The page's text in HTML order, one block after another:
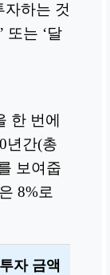
자하는 것
또는 ‘달
한 번에
년간(총
보여줍
8%로
자 금액